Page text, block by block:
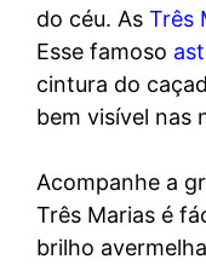
do céu. As Três
Esse famoso
cintura do
bem visível nas
Acompanhe a
Três Marias é
brilho